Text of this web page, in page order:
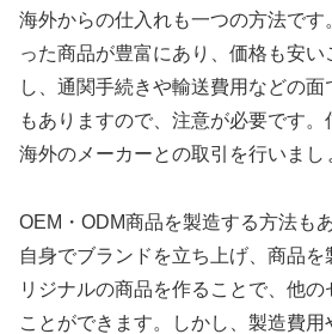
海外からの仕入れも一つの方法です
った商品が豊富にあり、価格も安
し、通関手続きや輸送費用などの面
もありますので、注意が必要です
海外のメーカーとの取引を行いまし
OEM・ODM商品を製造する方法も
自身でブランドを立ち上げ、商品
リジナルの商品を作ることで、他
ことができます。しかし、製造費用